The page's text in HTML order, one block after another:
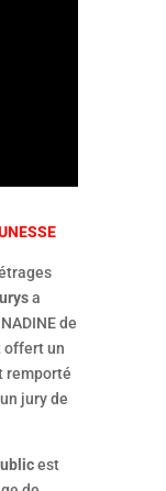
a
de
offert un
remporté
jury de
est